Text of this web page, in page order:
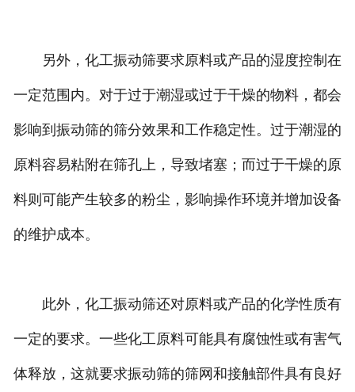
另外，化工振动筛要求原料或产品的湿度控制在
一定范围内。对于过于潮湿或过于干燥的物料，都会
影响到振动筛的筛分效果和工作稳定性。过于潮湿的
原料容易粘附在筛孔上，导致堵塞；而过于干燥的原
料则可能产生较多的粉尘，影响操作环境并增加设备
的维护成本。
此外，化工振动筛还对原料或产品的化学性质有
一定的要求。一些化工原料可能具有腐蚀性或有害气
体释放，这就要求振动筛的筛网和接触部件具有良好